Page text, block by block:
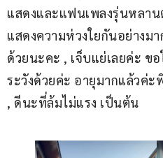
แสดงและแฟนเพลงรุ่นหลา
แสดงความห่วงใยกันอย่างม
ด้วยนะคะ , เจ็บแย่เลยค่ะ ข
ระวังด้วยค่ะ อายุมากแล้วค่ะ
, ดีนะที่ล้มไม่แรง เป็นต้น